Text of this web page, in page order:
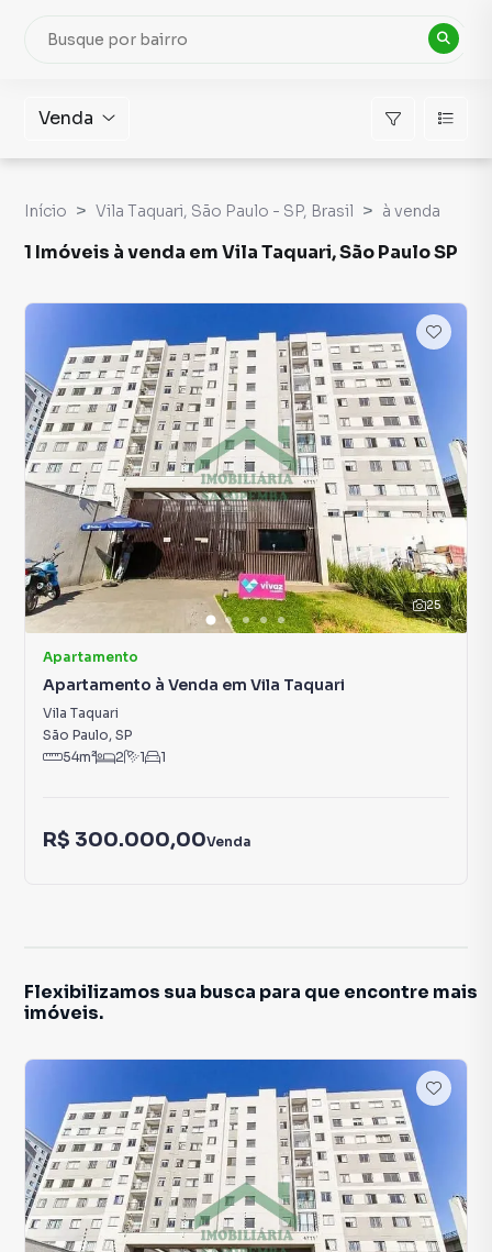
Venda
Início Vila Taquari, São Paulo - SP, Brasil à venda
1 Imóveis à venda em Vila Taquari, São Paulo SP
25
Apartamento
Apartamento à Venda em Vila Taquari
Vila Taquari
São Paulo, SP
54m² 2 1 1
R$ 300.000,00Venda
Flexibilizamos sua busca para que encontre mais
imóveis.